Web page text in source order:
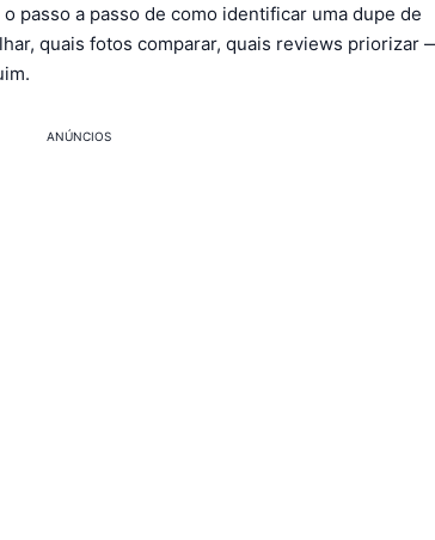
passo a passo de como identificar uma dupe de
quais fotos comparar, quais reviews priorizar
ANÚNCIOS